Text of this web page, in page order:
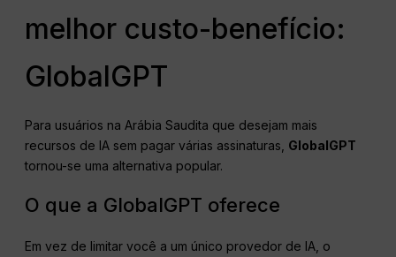
melhor custo-benefício:
GlobalGPT
Para usuários na Arábia Saudita que desejam mais
recursos de IA sem pagar várias assinaturas, GlobalGPT
tornou-se uma alternativa popular.
O que a GlobalGPT oferece
Em vez de limitar você a um único provedor de IA, o